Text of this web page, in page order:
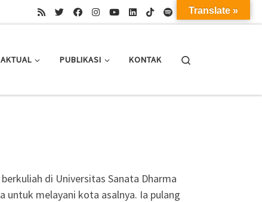
AKTUAL PUBLIKASI KONTAK
di Universitas Sanata Dharma
untuk melayani kota asalnya. Ia pulang
Translate »